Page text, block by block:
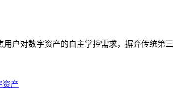
户对数字资产的自主掌控需求，摒弃传统第